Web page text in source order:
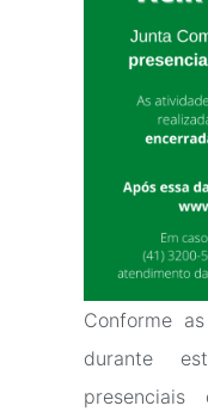
Conforme
durante